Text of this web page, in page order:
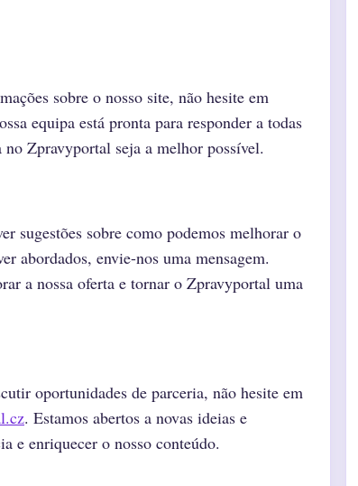
sobre o nosso site, não hesite em
equipa está pronta para responder a todas
no Zpravyportal seja a melhor possível.
sugestões sobre como podemos melhorar o
abordados, envie-nos uma mensagem.
a nossa oferta e tornar o Zpravyportal uma
oportunidades de parceria, não hesite em
. Estamos abertos a novas ideias e
e enriquecer o nosso conteúdo.